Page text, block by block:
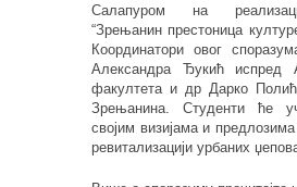
Салапуром на
“Зрењанин престоница
Координатори овог
Александра Ђукић испред
факултета и др Дарко
Зрењанина. Студенти ће
својим визијама и
ревитализацији урбаних